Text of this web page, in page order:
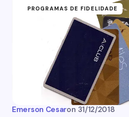
PROGRAMAS DE FIDELIDADE
Emerson Cesaron 31/12/2018